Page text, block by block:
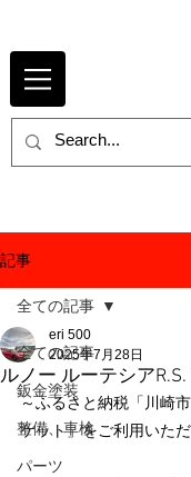
記事
全ての記事
鈑金塗装
整備、車検
パーツ
全ての記事
ルノー ルーテシアR.S.
eri 500
2025年7月28日
～ふるさと納税「川崎
ケット」をご利用いた